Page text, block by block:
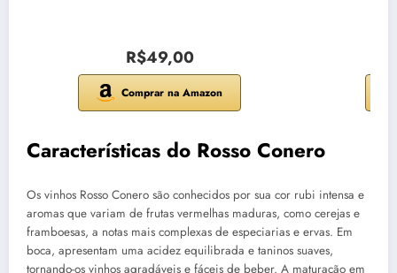
R$49,00
Comprar na Amazon
Características do Rosso Conero
Os vinhos Rosso Conero são conhecidos por sua cor rubi intensa e
aromas que variam de frutas vermelhas maduras, como cerejas e
framboesas, a notas mais complexas de especiarias e ervas. Em
boca, apresentam uma acidez equilibrada e taninos suaves,
tornando-os vinhos agradáveis e fáceis de beber. A maturação em